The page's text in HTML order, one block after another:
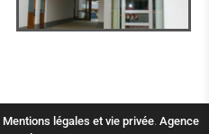
Mentions légales et vie privée. Agence